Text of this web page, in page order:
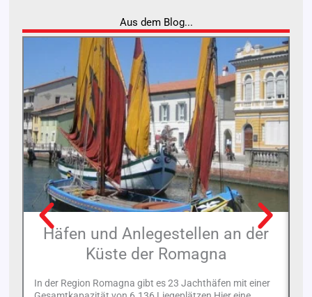
Aus dem Blog...
Häfen und Anlegestellen an der
Küste der Romagna
In der Region Romagna gibt es 23 Jachthäfen mit einer